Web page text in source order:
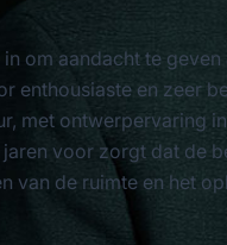
om aandacht te
enthousiaste en zeer
met ontwerpervaring
voor zorgt dat de
van de ruimte en het